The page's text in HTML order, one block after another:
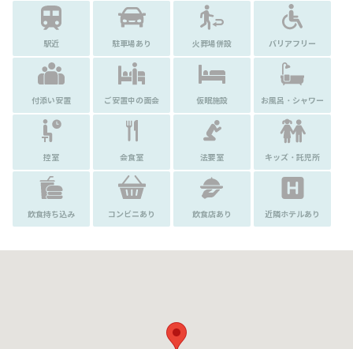
駅近 駐車場あり 火葬場併設 バリアフリー
付添い安置 ご安置中の面会 仮眠施設 お風呂・シャワー
控室 会食室 法要室 キッズ・託児所
飲食持ち込み コンビニあり 飲食店あり 近隣ホテルあり